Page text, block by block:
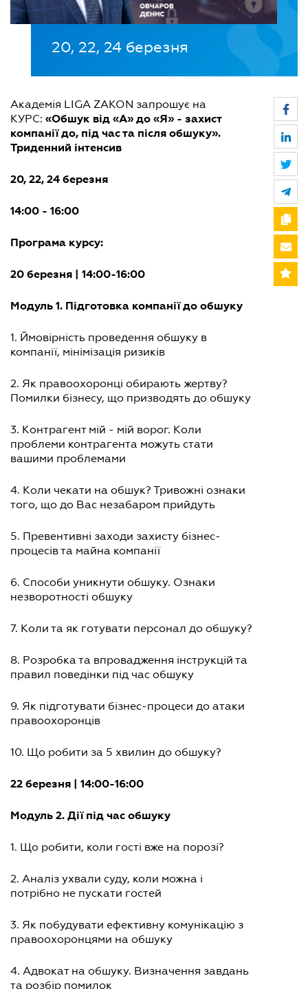
20, 22, 24 березня
Академія LIGA ZAKON запрошує на
КУРС: «Обшук від «А» до «Я» - захист
компанії до, під час та після обшуку».
Триденний інтенсив
20, 22, 24 березня
14:00 - 16:00
Програма курсу:
20 березня | 14:00-16:00
Модуль 1. Підготовка компанії до обшуку
1. Ймовірність проведення обшуку в
компанії, мінімізація ризиків
2. Як правоохоронці обирають жертву?
Помилки бізнесу, що призводять до обшуку
3. Контрагент мій - мій ворог. Коли
проблеми контрагента можуть стати
вашими проблемами
4. Коли чекати на обшук? Тривожні ознаки
того, що до Вас незабаром прийдуть
5. Превентивні заходи захисту бізнес-
процесів та майна компанії
6. Способи уникнути обшуку. Ознаки
незворотності обшуку
7. Коли та як готувати персонал до обшуку?
8. Розробка та впровадження інструкцій та
правил поведінки під час обшуку
9. Як підготувати бізнес-процеси до атаки
правоохоронців
10. Що робити за 5 хвилин до обшуку?
22 березня | 14:00-16:00
Модуль 2. Дії під час обшуку
1. Що робити, коли гості вже на порозі?
2. Аналіз ухвали суду, коли можна і
потрібно не пускати гостей
3. Як побудувати ефективну комунікацію з
правоохоронцями на обшуку
4. Адвокат на обшуку. Визначення завдань
та розбір помилок